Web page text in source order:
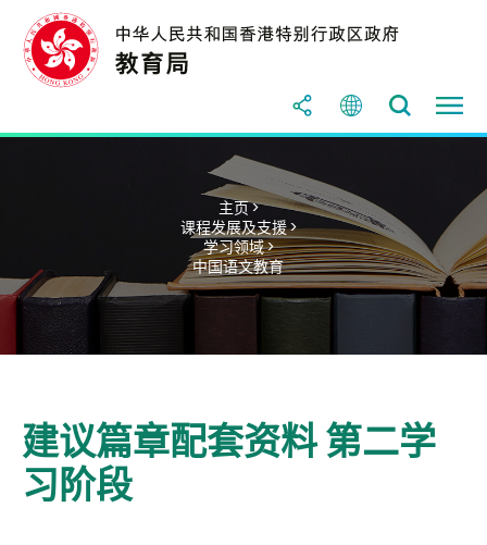
主页 >
课程发展及支援 >
学习领域 >
中国语文教育
建议篇章配套资料 第二学
习阶段